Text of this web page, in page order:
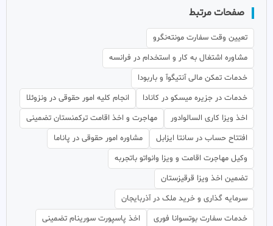
صفحات مرتبط
تعیین وقت سفارت مونته‌نگرو
مشاوره اشتغال به کار و استخدام در فرانسه
خدمات تمکن مالی آنتیگوآ و باربودا
خدمات در جزیره میسکو در کانادا
انجام کلیه امور حقوقی در ونزوئلا
اخذ ویزا کاری السالوادور
مهاجرت و اخذ اقامت ترکمنستان تضمینی
افتتاح حساب در سانتا ایزابل
مشاوره امور حقوقی در پاناما
وکیل مهاجرت اقامت و ویزا وانواتو باتجربه
تضمین اخذ ویزا قرقیزستان
سرمایه گذاری و خرید ملک در آذربایجان
خدمات سفارت بوتسوانا فوری
اخذ پاسپورت سورینام تضمینی